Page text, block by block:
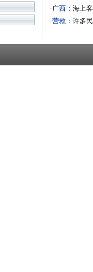
·广西： 海上
·营救： 许多